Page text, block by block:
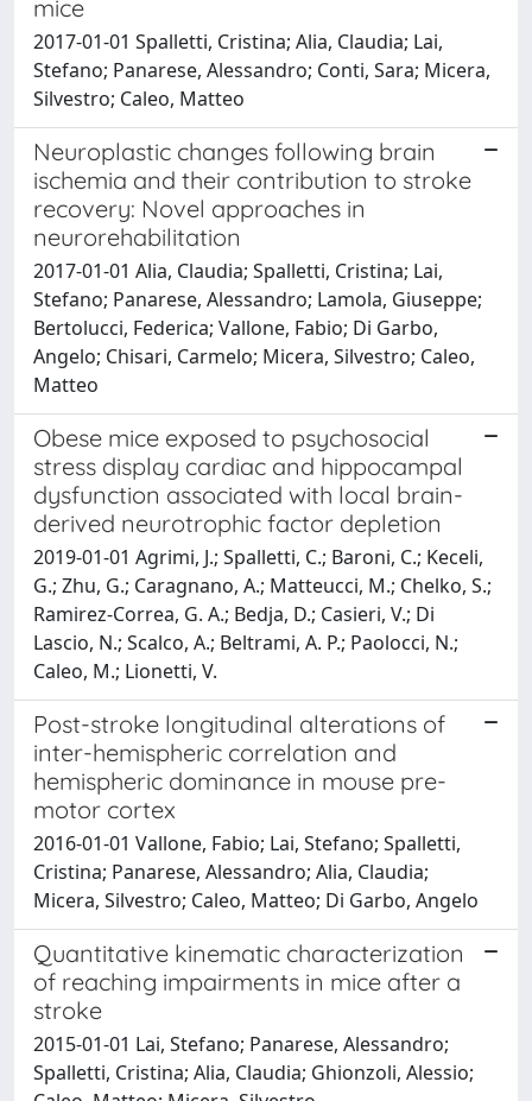
mice
2017-01-01 Spalletti, Cristina; Alia, Claudia; Lai,
Stefano; Panarese, Alessandro; Conti, Sara; Micera,
Silvestro; Caleo, Matteo
Neuroplastic changes following brain
ischemia and their contribution to stroke
recovery: Novel approaches in
neurorehabilitation
2017-01-01 Alia, Claudia; Spalletti, Cristina; Lai,
Stefano; Panarese, Alessandro; Lamola, Giuseppe;
Bertolucci, Federica; Vallone, Fabio; Di Garbo,
Angelo; Chisari, Carmelo; Micera, Silvestro; Caleo,
Matteo
Obese mice exposed to psychosocial
stress display cardiac and hippocampal
dysfunction associated with local brain-
derived neurotrophic factor depletion
2019-01-01 Agrimi, J.; Spalletti, C.; Baroni, C.; Keceli,
G.; Zhu, G.; Caragnano, A.; Matteucci, M.; Chelko, S.;
Ramirez-Correa, G. A.; Bedja, D.; Casieri, V.; Di
Lascio, N.; Scalco, A.; Beltrami, A. P.; Paolocci, N.;
Caleo, M.; Lionetti, V.
Post-stroke longitudinal alterations of
inter-hemispheric correlation and
hemispheric dominance in mouse pre-
motor cortex
2016-01-01 Vallone, Fabio; Lai, Stefano; Spalletti,
Cristina; Panarese, Alessandro; Alia, Claudia;
Micera, Silvestro; Caleo, Matteo; Di Garbo, Angelo
Quantitative kinematic characterization
of reaching impairments in mice after a
stroke
2015-01-01 Lai, Stefano; Panarese, Alessandro;
Spalletti, Cristina; Alia, Claudia; Ghionzoli, Alessio;